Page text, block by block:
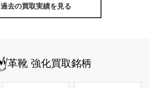
過去の買取実績を見る
革靴 強化買取銘柄